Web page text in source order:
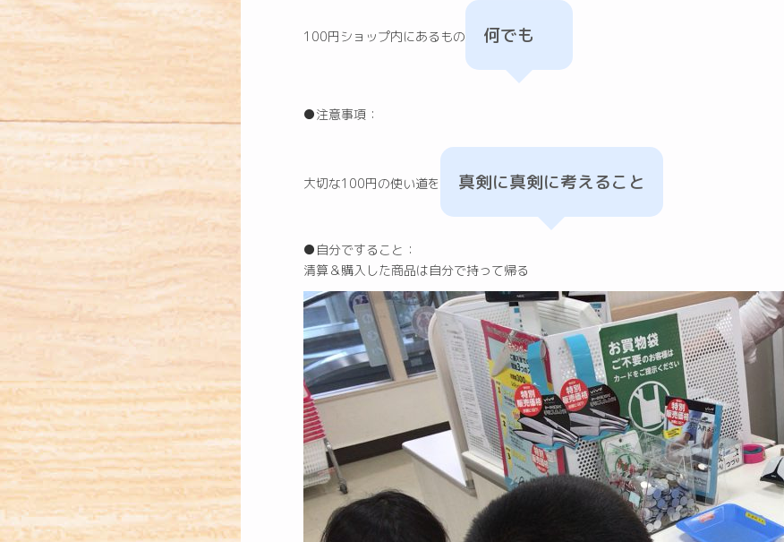
100円ショップ内にあるもの 何でも
●注意事項：
大切な100円の使い道を 真剣に真剣に考えること
●自分ですること：
清算＆購入した商品は自分で持って帰る